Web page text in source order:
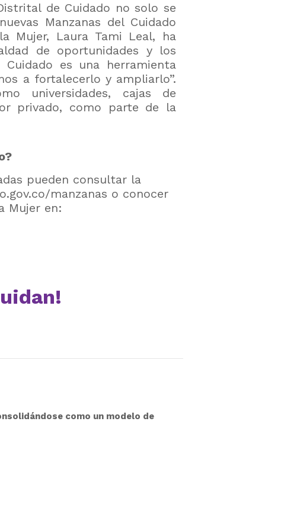
de Cuidado no solo se
Manzanas del Cuidado
Mujer, Laura Tami Leal, ha
de oportunidades y los
es una herramienta
a fortalecerlo y ampliarlo”.
universidades, cajas de
privado, como parte de la
pueden consultar la
manzanas o conocer
Mujer en:
como un modelo de